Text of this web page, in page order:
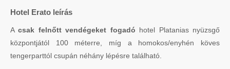
Hotel Erato leírás
Acsak felnőtt vendégeket fogadó hotel Platanias nyüzsgő
központjától 100 méterre, míg a homokos/enyhén köves
tengerparttól csupán néhány lépésre található.